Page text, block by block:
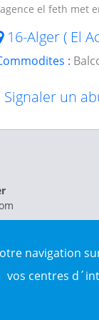
el feth met
16-Alger ( El
:
Signaler un
navigation
vos centres
© Darrna 2020 -